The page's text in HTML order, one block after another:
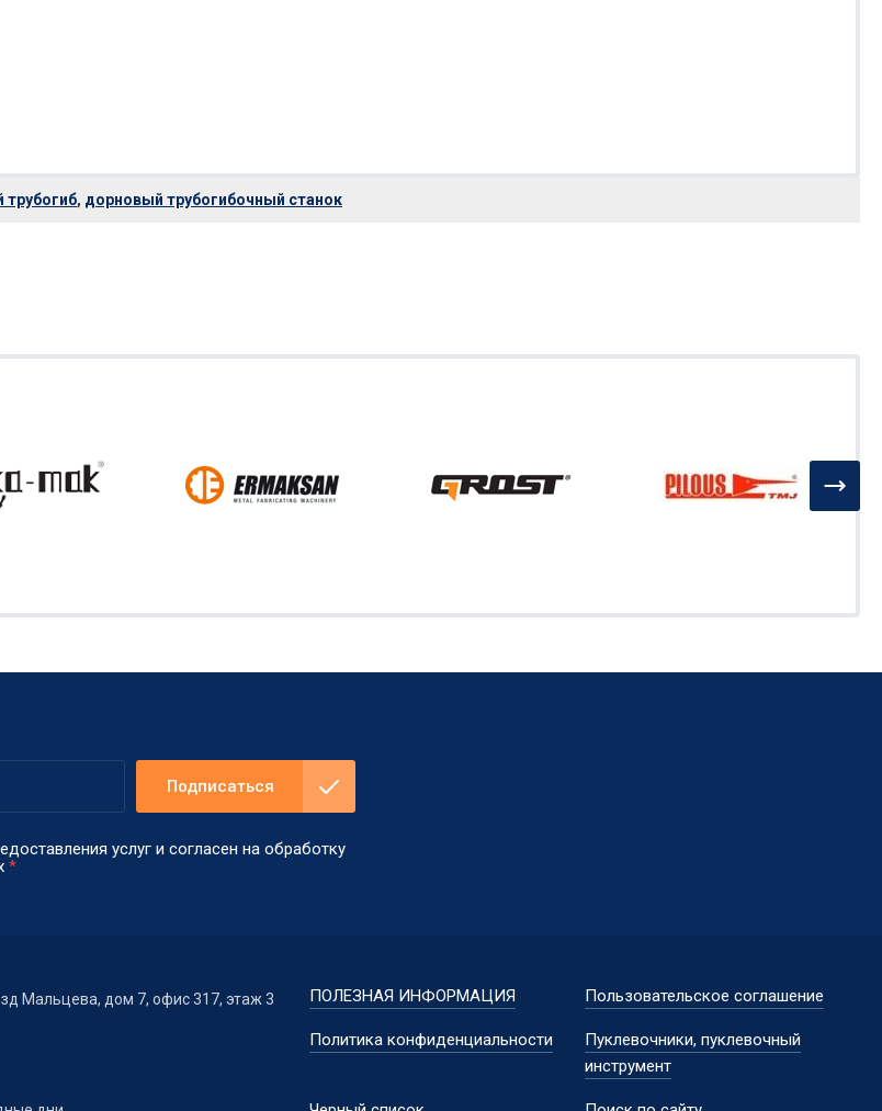
, дорновый трубогибочный станок
услуг и согласен на обработку
*
Подписаться
Мальцева, дом 7, офис 317, этаж 3 ПОЛЕЗНАЯ ИНФОРМАЦИЯ Пользовательское соглашение
Политика конфиденциальности
Пуклевочники, пуклевочный
инструмент